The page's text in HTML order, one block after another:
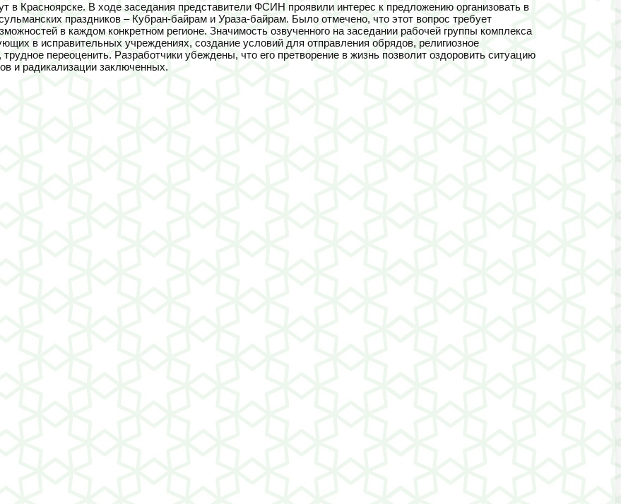
в Красноярске. В ходе заседания представители ФСИН проявили интерес к предложению организовать в
праздников – Кубран-байрам и Ураза-байрам. Было отмечено, что этот вопрос требует
в каждом конкретном регионе. Значимость озвученного на заседании рабочей группы комплекса
в исправительных учреждениях, создание условий для отправления обрядов, религиозное
переоценить. Разработчики убеждены, что его претворение в жизнь позволит оздоровить ситуацию
и радикализации заключенных.